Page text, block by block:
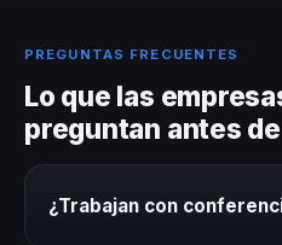
PREGUNTAS FRECUENTES
Lo que las
preguntan antes
¿Trabajan con